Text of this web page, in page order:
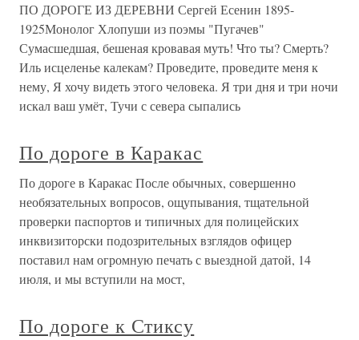
ПО ДОРОГЕ ИЗ ДЕРЕВНИ Сергей Есенин 1895-
1925Монолог Хлопуши из поэмы "Пугачев"
Сумасшедшая, бешеная кровавая муть! Что ты? Смерть?
Иль исцеленье калекам? Проведите, проведите меня к
нему, Я хочу видеть этого человека. Я три дня и три ночи
искал ваш умёт, Тучи с севера сыпались
По дороге в Каракас
По дороге в Каракас После обычных, совершенно
необязательных вопросов, ощупывания, тщательной
проверки паспортов и типичных для полицейских
инквизиторски подозрительных взглядов офицер
поставил нам огромную печать с выездной датой, 14
июля, и мы вступили на мост,
По дороге к Стиксу